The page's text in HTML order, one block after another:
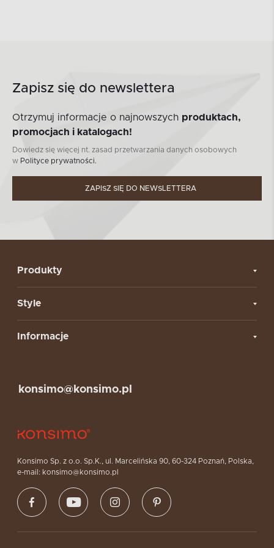
Zapisz się do newslettera
Otrzymuj informacje o najnowszych produktach,
promocjach i katalogach!
Dowiedz się więcej nt. zasad przetwarzania danych osobowych
w Polityce prywatności.
ZAPISZ SIĘ DO NEWSLETTERA
Produkty
Style
Informacje
Konsimo Sp. z o.o. Sp.K., ul. Marcelińska 90, 60-324 Poznań, Polska,
e-mail: konsimo@konsimo.pl
konsimo@konsimo.pl